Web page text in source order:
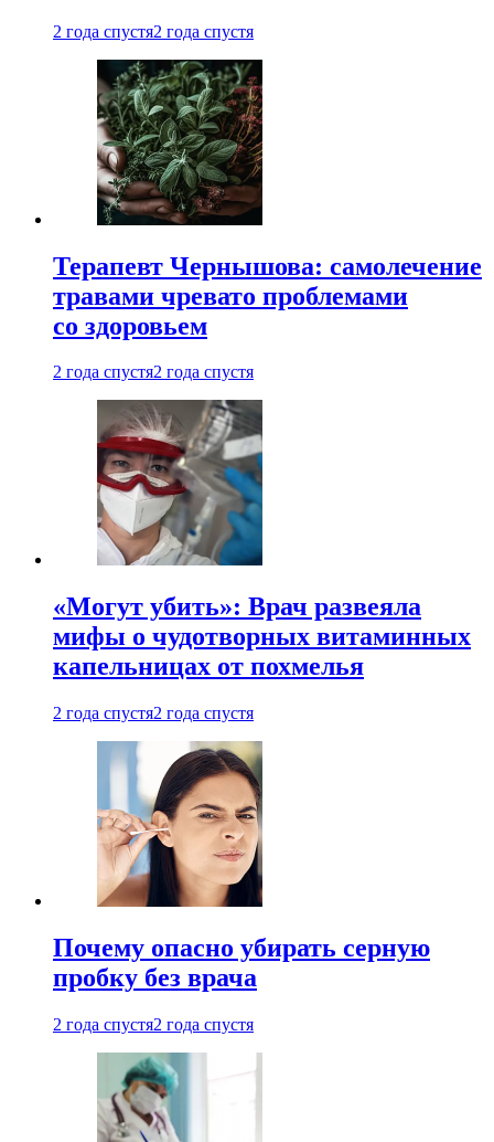
2 года спустя2 года спустя
Терапевт Чернышова: самолечение
травами чревато проблемами
со здоровьем
2 года спустя2 года спустя
«Могут убить»: Врач развеяла
мифы о чудотворных витаминных
капельницах от похмелья
2 года спустя2 года спустя
Почему опасно убирать серную
пробку без врача
2 года спустя2 года спустя